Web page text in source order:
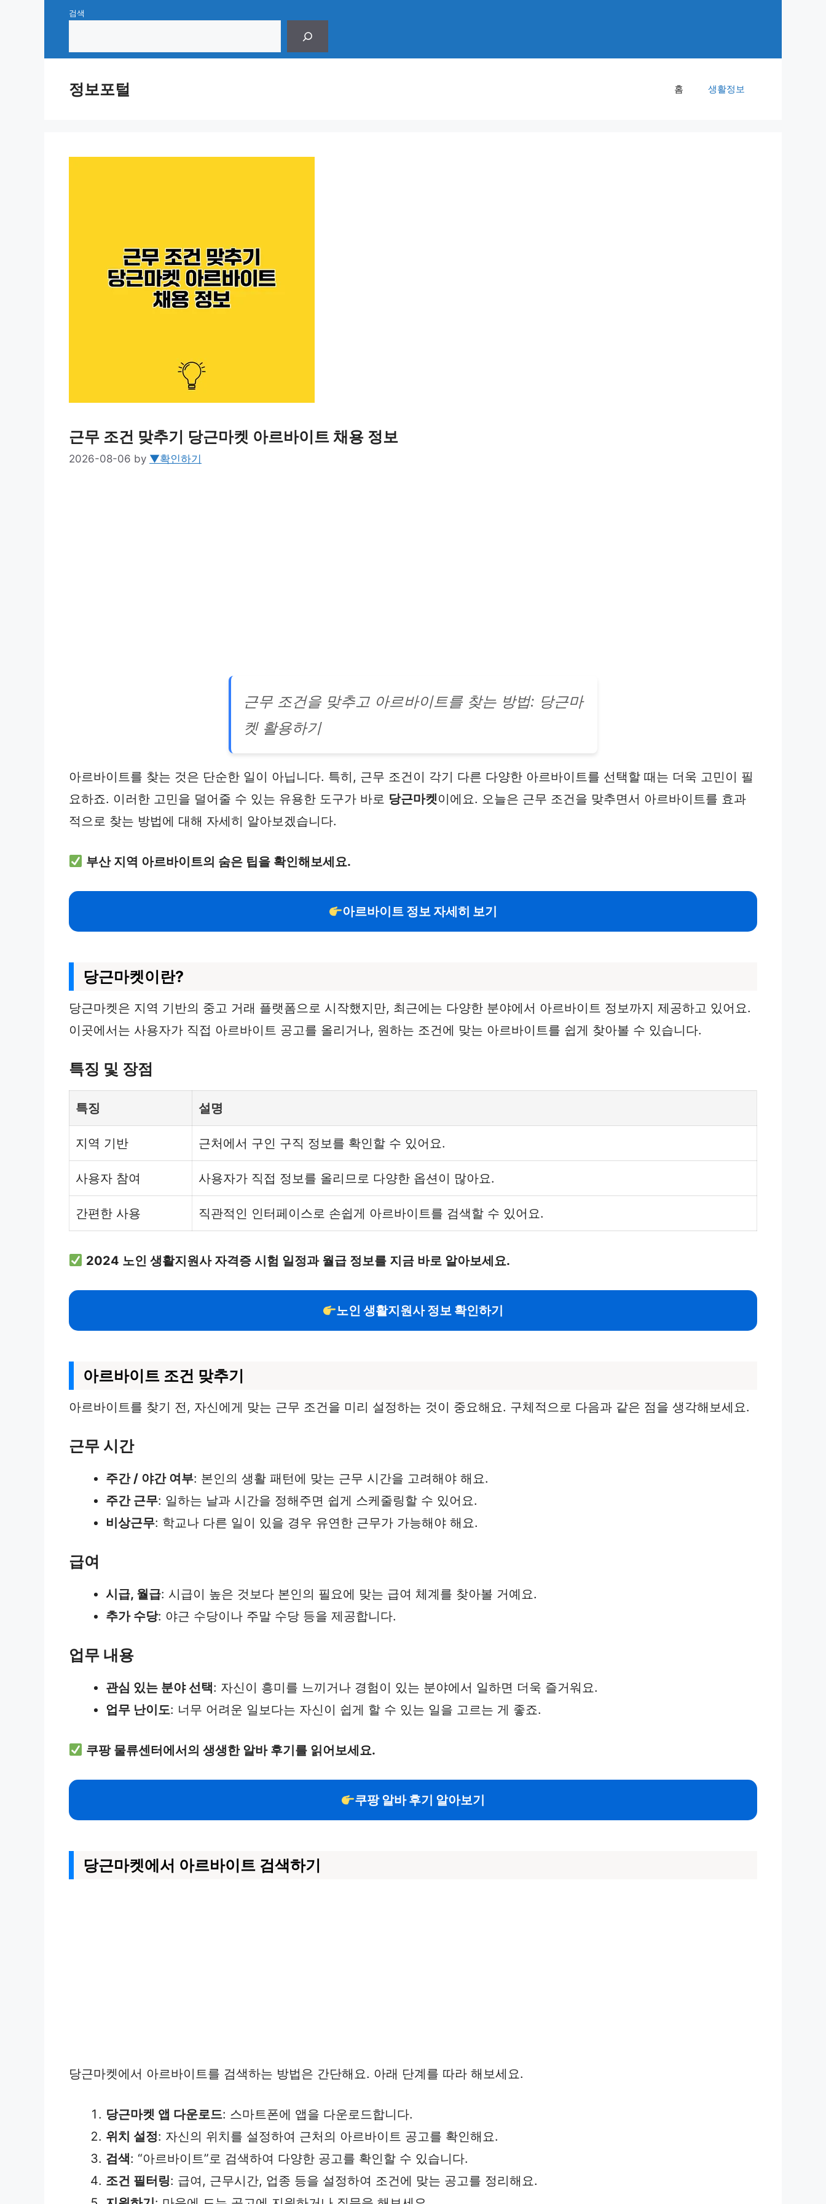
검색
정보포털 홈 생활정보
근무 조건 맞추기 당근마켓 아르바이트 채용 정보
2026-08-06 by ▼확인하기
근무 조건을 맞추고 아르바이트를 찾는 방법: 당근마
켓 활용하기
아르바이트를 찾는 것은 단순한 일이 아닙니다. 특히, 근무 조건이 각기 다른 다양한 아르바이트를 선택할 때는 더욱 고민이 필
요하죠. 이러한 고민을 덜어줄 수 있는 유용한 도구가 바로 당근마켓이에요. 오늘은 근무 조건을 맞추면서 아르바이트를 효과
적으로 찾는 방법에 대해 자세히 알아보겠습니다.
부산 지역 아르바이트의 숨은 팁을 확인해보세요.
아르바이트 정보 자세히 보기
당근마켓이란?
당근마켓은 지역 기반의 중고 거래 플랫폼으로 시작했지만, 최근에는 다양한 분야에서 아르바이트 정보까지 제공하고 있어요.
이곳에서는 사용자가 직접 아르바이트 공고를 올리거나, 원하는 조건에 맞는 아르바이트를 쉽게 찾아볼 수 있습니다.
특징 및 장점
특징 설명
지역 기반 근처에서 구인 구직 정보를 확인할 수 있어요.
사용자 참여 사용자가 직접 정보를 올리므로 다양한 옵션이 많아요.
간편한 사용 직관적인 인터페이스로 손쉽게 아르바이트를 검색할 수 있어요.
2024 노인 생활지원사 자격증 시험 일정과 월급 정보를 지금 바로 알아보세요.
노인 생활지원사 정보 확인하기
아르바이트 조건 맞추기
아르바이트를 찾기 전, 자신에게 맞는 근무 조건을 미리 설정하는 것이 중요해요. 구체적으로 다음과 같은 점을 생각해보세요.
근무 시간
주간 / 야간 여부: 본인의 생활 패턴에 맞는 근무 시간을 고려해야 해요.
주간 근무: 일하는 날과 시간을 정해주면 쉽게 스케줄링할 수 있어요.
비상근무: 학교나 다른 일이 있을 경우 유연한 근무가 가능해야 해요.
급여
시급, 월급: 시급이 높은 것보다 본인의 필요에 맞는 급여 체계를 찾아볼 거예요.
추가 수당: 야근 수당이나 주말 수당 등을 제공합니다.
업무 내용
관심 있는 분야 선택: 자신이 흥미를 느끼거나 경험이 있는 분야에서 일하면 더욱 즐거워요.
업무 난이도: 너무 어려운 일보다는 자신이 쉽게 할 수 있는 일을 고르는 게 좋죠.
쿠팡 물류센터에서의 생생한 알바 후기를 읽어보세요.
쿠팡 알바 후기 알아보기
당근마켓에서 아르바이트 검색하기
당근마켓에서 아르바이트를 검색하는 방법은 간단해요. 아래 단계를 따라 해보세요.
당근마켓 앱 다운로드: 스마트폰에 앱을 다운로드합니다.
위치 설정: 자신의 위치를 설정하여 근처의 아르바이트 공고를 확인해요.
검색: “아르바이트”로 검색하여 다양한 공고를 확인할 수 있습니다.
조건 필터링: 급여, 근무시간, 업종 등을 설정하여 조건에 맞는 공고를 정리해요.